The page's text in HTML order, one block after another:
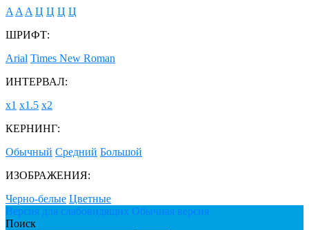
A A A Ц Ц Ц Ц
ШРИФТ:
Arial Times New Roman
ИНТЕРВАЛ:
х1 х1.5 х2
КЕРНИНГ:
Обычный Средний Большой
ИЗОБРАЖЕНИЯ:
Черно-белые Цветные
Версия для слабовидящих Обычная версия
Поиск